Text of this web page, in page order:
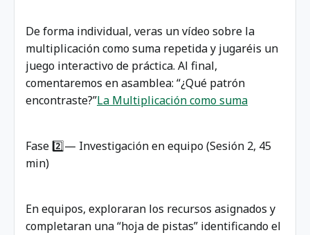
De forma individual, veras un vídeo sobre la
multiplicación como suma repetida y jugaréis un
juego interactivo de práctica. Al final,
comentaremos en asamblea: “¿Qué patrón
encontraste?”La Multiplicación como suma
Fase 2️⃣— Investigación en equipo (Sesión 2, 45
min)
En equipos, exploraran los recursos asignados y
completaran una “hoja de pistas” identificando el